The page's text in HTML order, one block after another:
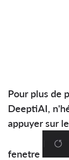
Pour plus de
DeeptiAI,
appuyer sur
fenetre